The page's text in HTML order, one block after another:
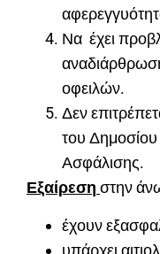
Να έχει
οφειλών.
Δεν
του
Ασφάλισης.
Εξαίρεση στην
έχουν
υπάρχει